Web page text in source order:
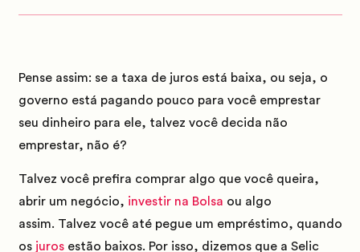
Pense assim: se a taxa de juros está baixa, ou seja, o
governo está pagando pouco para você emprestar
seu dinheiro para ele, talvez você decida não
emprestar, não é?
Talvez você prefira comprar algo que você queira,
abrir um negócio, investir na Bolsa ou algo
assim. Talvez você até pegue um empréstimo, quando
os jurosestão baixos. Por isso, dizemos que a Selic